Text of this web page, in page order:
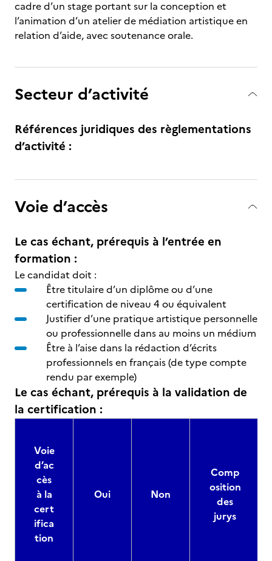
cadre d’un stage portant sur la conception et
l’animation d’un atelier de médiation artistique en
relation d’aide, avec soutenance orale.
Secteur d’activité
Références juridiques des règlementations
d’activité :
Voie d’accès
Le cas échant, prérequis à l’entrée en
formation :
Le candidat doit :
Être titulaire d’un diplôme ou d’une
certification de niveau 4 ou équivalent
Justifier d’une pratique artistique personnelle
ou professionnelle dans au moins un médium
Être à l’aise dans la rédaction d’écrits
professionnels en français (de type compte
rendu par exemple)
Le cas échant, prérequis à la validation de
la certification :
Voie
d’ac
cès
à la
cert
ifica
tion
Oui Non
Comp
osition
des
jurys